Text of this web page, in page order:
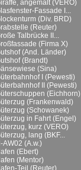
angemalt (VERO)
Fassade I...
(Div. BRD)
(Reuter)
Talbrücke II...
(Firma X)
(And. Länder)
(Brandt)
(Sina)
I (Pewesti)
II (Pewesti)
(Eichhorn)
(Frankenwald)
(Schowanek)
in Fahrt (Engel)
kurz (VERO)
lang (BKF...
AW02 (A.w.)
(Ebert)
(Mentor)
Teil (Reuter)